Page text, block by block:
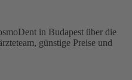
in Budapest über die
günstige Preise und